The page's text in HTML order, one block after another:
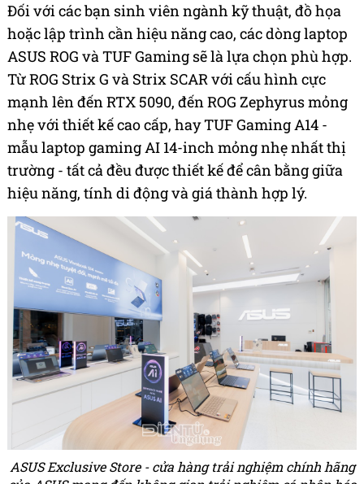
Đối với các bạn sinh viên ngành kỹ thuật, đồ họa
hoặc lập trình cần hiệu năng cao, các dòng laptop
ASUS ROG và TUF Gaming sẽ là lựa chọn phù hợp.
Từ ROG Strix G và Strix SCAR với cấu hình cực
mạnh lên đến RTX 5090, đến ROG Zephyrus mỏng
nhẹ với thiết kế cao cấp, hay TUF Gaming A14 -
mẫu laptop gaming AI 14-inch mỏng nhẹ nhất thị
trường - tất cả đều được thiết kế để cân bằng giữa
hiệu năng, tính di động và giá thành hợp lý.
ASUS Exclusive Store - cửa hàng trải nghiệm chính hãng